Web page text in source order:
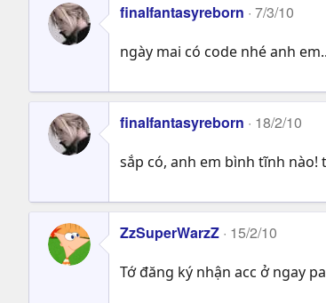
finalfantasyreborn 7/3/10
ngày mai có code nhé anh
finalfantasyreborn 18/2/10
sắp có, anh em bình tĩnh nào!
ZzSuperWarzZ 15/2/10
Tớ đăng ký nhận acc ở ngay